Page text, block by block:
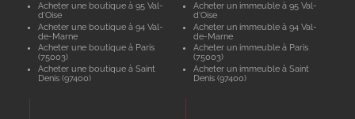
Acheter une boutique à 95 Val-
d'Oise
Acheter une boutique à 94 Val-
de-Marne
Acheter une boutique à Paris
(75003)
Acheter une boutique à Saint
Denis (97400)
Acheter un immeuble à 95 Val-
d'Oise
Acheter un immeuble à 94 Val-
de-Marne
Acheter un immeuble à Paris
(75003)
Acheter un immeuble à Saint
Denis (97400)